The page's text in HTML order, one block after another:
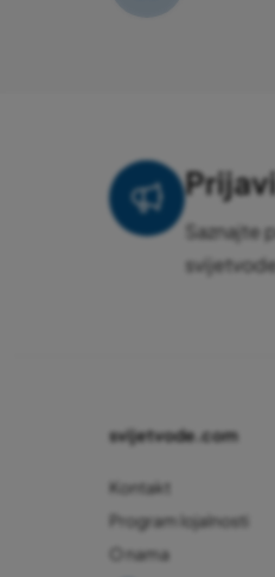
svijetvode.com
Kontakt
Program lojalnosti
O nama